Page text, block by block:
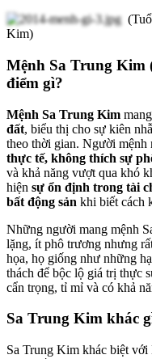
(Tuổi
Kim)
Mệnh Sa Trung Kim
điểm gì?
Mệnh Sa Trung Kim
đất, biểu thị cho sự kiên
theo thời gian. Người mệnh
thực tế, không thích sự
và khả năng vượt qua khó
hiện sự ổn định trong tài
bất động sản khi biết cách
Những người mang mệnh
lặng, ít phô trương nhưng
họa, họ giống như những
thách để bộc lộ giá trị thực
cẩn trọng, tỉ mỉ và có khả
Sa Trung Kim khác
Sa Trung Kim khác biệt